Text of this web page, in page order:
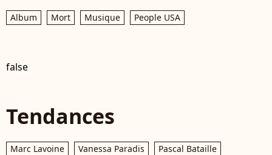
Album Mort Musique People USA
false
Tendances
Marc Lavoine Vanessa Paradis Pascal Bataille